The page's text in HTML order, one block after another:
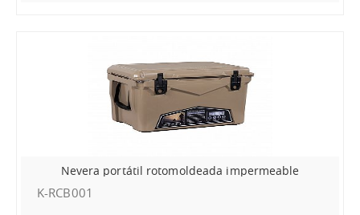
Nevera portátil rotomoldeada impermeable
K-RCB001